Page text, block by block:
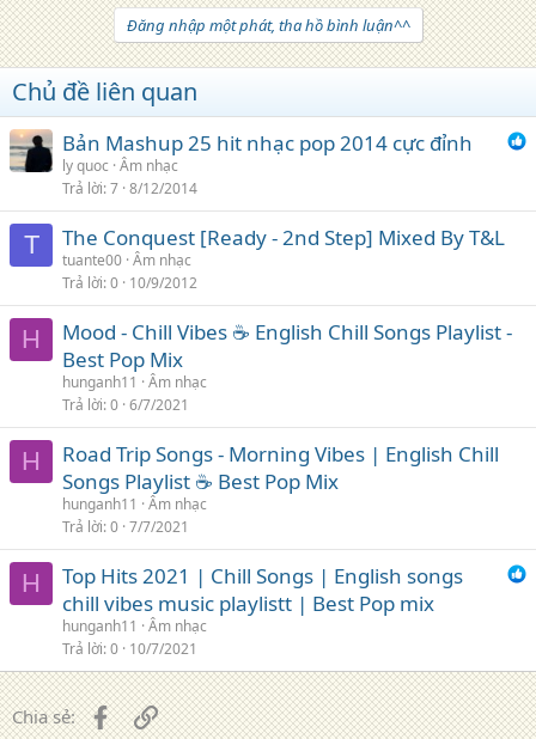
Đăng nhập một phát, tha hồ bình luận^^
Chủ đề liên quan
Bản Mashup 25 hit nhạc pop 2014 cực đỉnh
ly quoc Âm nhạc
Trả lời 7 8/12/2014
T The Conquest [Ready - 2nd Step] Mixed By T&L
tuante00 Âm nhạc
Trả lời 0 10/9/2012
H
Mood - Chill Vibes ☕️ English Chill Songs Playlist -
Best Pop Mix
hunganh11
Âm nhạc
Trả lời 0 6/7/2021
H
Road Trip Songs - Morning Vibes | English Chill
Songs Playlist ☕️ Best Pop Mix
hunganh11
Âm nhạc
Trả lời 0 7/7/2021
H
Top Hits 2021 | Chill Songs | English songs
chill vibes music playlistt | Best Pop mix
hunganh11
Âm nhạc
Trả lời 0 10/7/2021
Chia sẻ: FacebookLiên kết